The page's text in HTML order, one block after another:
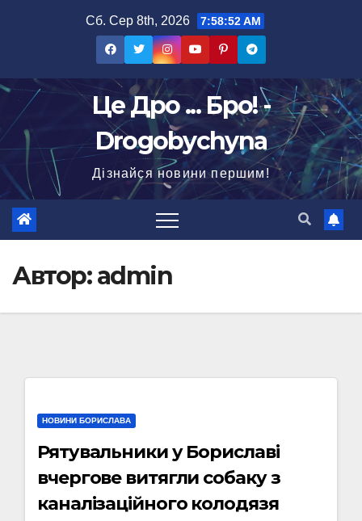
Сб. Сер 8th, 2026 7:58:54 AM
Це Дро ... Бро! -
Drogobychyna
Дізнайся новини першим!
Автор:admin
НОВИНИ БОРИСЛАВА
Рятувальники у Бориславі
вчергове витягли собаку з
каналізаційного колодязя